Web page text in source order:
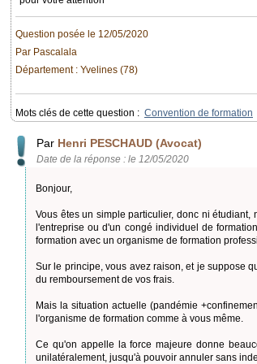
Question posée le 12/05/2020
Par Pascalala
Département : Yvelines (78)
Mots clés de cette question : Convention de formation
Par Henri PESCHAUD (Avocat)
Date de la réponse : le 12/05/2020
Bonjour,
Vous êtes un simple particulier, donc ni
l'entreprise ou d'un congé individuel de
formation avec un organisme de formation
Sur le principe, vous avez raison, et je suppose
du remboursement de vos frais.
Mais la situation actuelle (pandémie
l'organisme de formation comme à vous même.
Ce qu'on appelle la force majeure donne
unilatéralement, jusqu'à pouvoir annuler sans